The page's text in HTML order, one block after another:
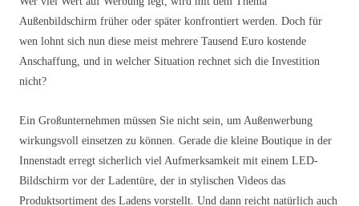
Außenbildschirm früher oder später konfrontiert werden. Doch für
wen lohnt sich nun diese meist mehrere Tausend Euro kostende
Anschaffung, und in welcher Situation rechnet sich die Investition
nicht?
Ein Großunternehmen müssen Sie nicht sein, um Außenwerbung
wirkungsvoll einsetzen zu können. Gerade die kleine Boutique in der
Innenstadt erregt sicherlich viel Aufmerksamkeit mit einem LED-
Bildschirm vor der Ladentüre, der in stylischen Videos das
Produktsortiment des Ladens vorstellt. Und dann reicht natürlich auch